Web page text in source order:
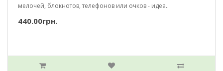
мелочей, блокнотов, телефонов или очков - идеа..
440.00грн.